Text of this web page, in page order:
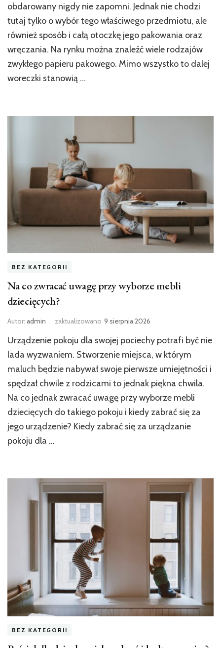
obdarowany nigdy nie zapomni. Jednak nie chodzi
tutaj tylko o wybór tego właściwego przedmiotu, ale
również sposób i całą otoczkę jego pakowania oraz
wręczania. Na rynku można znaleźć wiele rodzajów
zwykłego papieru pakowego. Mimo wszystko to dalej
woreczki stanowią …
BEZ KATEGORII
Na co zwracać uwagę przy wyborze mebli
dziecięcych?
Autor: admin zaktualizowano 9 sierpnia 2026
Urządzenie pokoju dla swojej pociechy potrafi być nie
lada wyzwaniem. Stworzenie miejsca, w którym
maluch będzie nabywał swoje pierwsze umiejętności i
spędzał chwile z rodzicami to jednak piękna chwila.
Na co jednak zwracać uwagę przy wyborze mebli
dziecięcych do takiego pokoju i kiedy zabrać się za
jego urządzenie? Kiedy zabrać się za urządzanie
pokoju dla …
BEZ KATEGORII